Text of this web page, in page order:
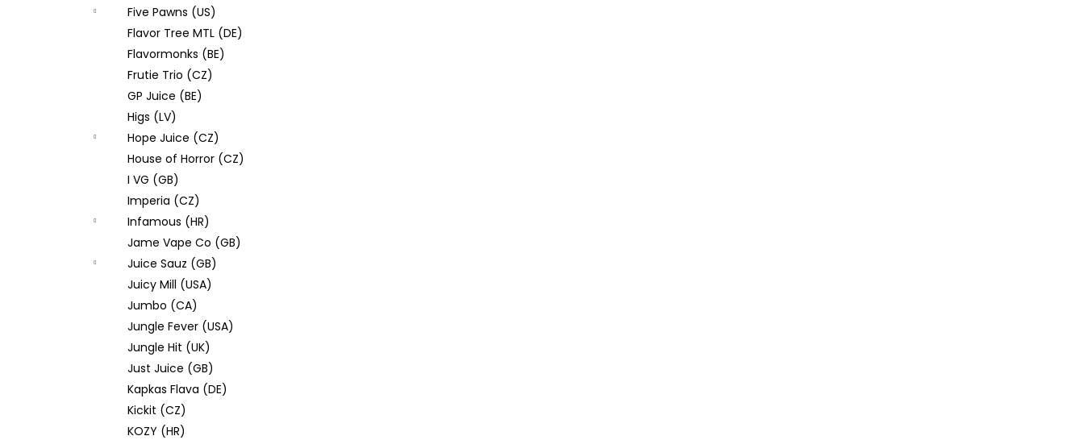
Five Pawns (US)
Flavor Tree MTL (DE)
Flavormonks (BE)
Frutie Trio (CZ)
GP Juice (BE)
Higs (LV)
Hope Juice (CZ)
House of Horror (CZ)
I VG (GB)
Imperia (CZ)
Infamous (HR)
Jame Vape Co (GB)
Juice Sauz (GB)
Juicy Mill (USA)
Jumbo (CA)
Jungle Fever (USA)
Jungle Hit (UK)
Just Juice (GB)
Kapkas Flava (DE)
Kickit (CZ)
KOZY (HR)